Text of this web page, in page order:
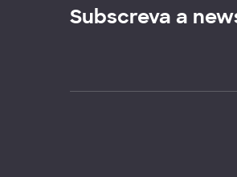
Subscreva a